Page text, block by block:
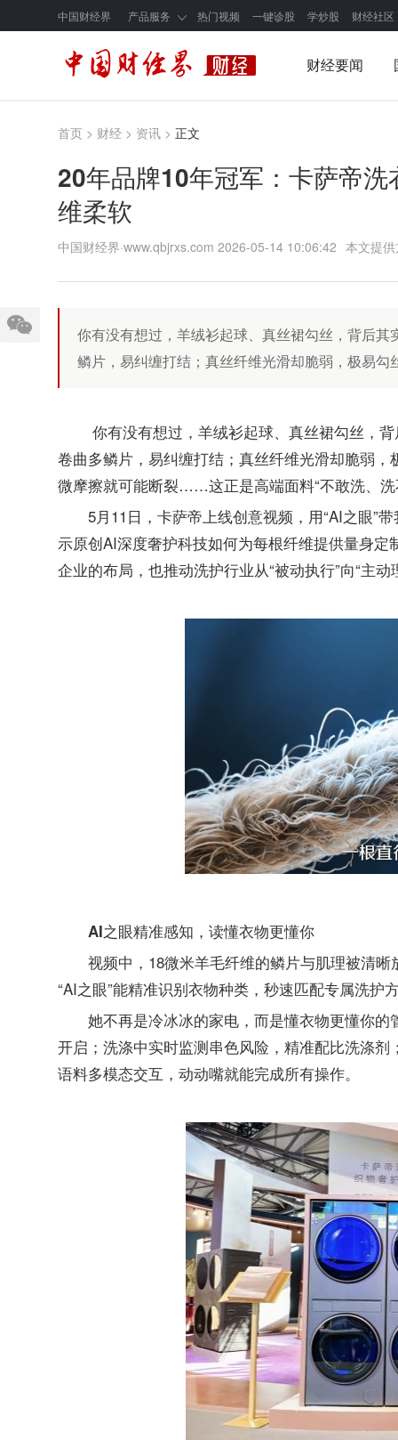
中国财经界 产品服务 热门视频 一键诊股 学炒股 财经社区
财经要闻
首页 > 财经 > 资讯 > 正文
20年品牌10年冠军：卡萨帝
维柔软
中国财经界·www.qbjrxs.com 2026-05-14 10:06:42 本文提
你有没有想过，羊绒衫起球、真丝裙勾丝，背后其
鳞片，易纠缠打结；真丝纤维光滑却脆弱，极易勾
你有没有想过，羊绒衫起球、真丝裙勾丝，
卷曲多鳞片，易纠缠打结；真丝纤维光滑却脆弱
微摩擦就可能断裂……这正是高端面料“不敢洗、洗
5月11日，卡萨帝上线创意视频，用“AI之眼”
示原创AI深度奢护科技如何为每根纤维提供量身
企业的布局，也推动洗护行业从“被动执行”向“主动
AI之眼精准感知，读懂衣物更懂你
视频中，18微米羊毛纤维的鳞片与肌理被清
“AI之眼”能精准识别衣物种类，秒速匹配专属洗护
她不再是冷冰冰的家电，而是懂衣物更懂你
开启；洗涤中实时监测串色风险，精准配比洗涤
语料多模态交互，动动嘴就能完成所有操作。